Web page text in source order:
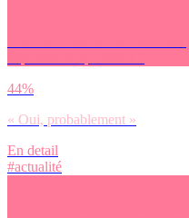
44%
« Oui, probablement »
En detail
#actualité